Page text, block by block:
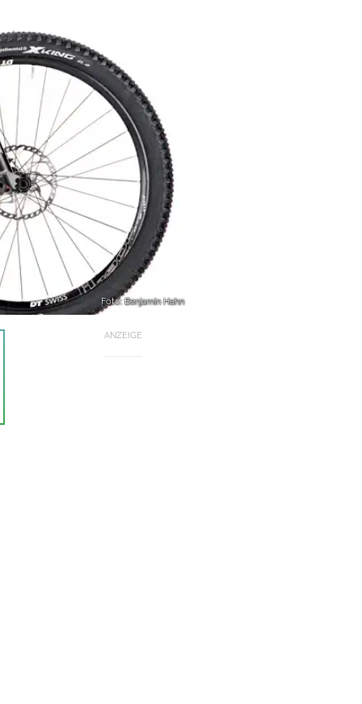
Foto: Benjamin Hahn
ANZEIGE